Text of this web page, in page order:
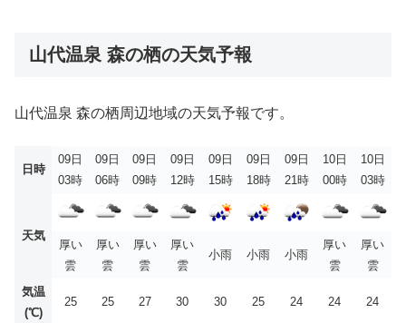
山代温泉 森の栖の天気予報
山代温泉 森の栖周辺地域の天気予報です。
日時
09日
03時
09日
06時
09日
09時
09日
12時
09日
15時
09日
18時
09日
21時
10日
00時
10日
03時
天気
厚い
雲
厚い
雲
厚い
雲
厚い
雲
小雨 小雨 小雨
厚い
雲
厚い
雲
気温
(℃)
25 25 27 30 30 25 24 24 24